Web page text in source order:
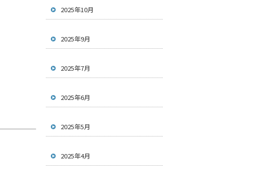
2025年10月
2025年9月
2025年7月
2025年6月
2025年5月
2025年4月